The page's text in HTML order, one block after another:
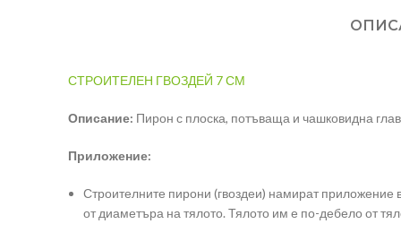
СТРОИТЕЛЕН ГВОЗДЕЙ 7 СМ
Описание: Пирон с плоска, потъваща и чашковидна
Приложение:
Строителните пирони (гвоздеи) намират приложение
от диаметъра на тялото. Тялото им е по-дебело от